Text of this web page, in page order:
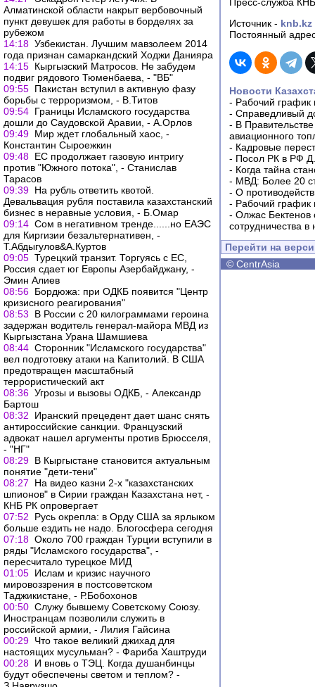
Алматинской области накрыт вербовочный
пункт девушек для работы в борделях за
рубежом
14:18 Узбекистан. Лучшим мавзолеем 2014
года признан самаркандский Ходжи Данияра
14:15 Кыргызский Матросов. Не забудем
подвиг рядового Тюменбаева, - "ВБ"
09:55 Пакистан вступил в активную фазу
борьбы с терроризмом, - В.Титов
09:54 Границы Исламского государства
дошли до Саудовской Аравии, - А.Орлов
09:49 Мир ждет глобальный хаос, -
Константин Сыроежкин
09:48 ЕС продолжает газовую интригу
против "Южного потока", - Станислав
Тарасов
09:39 На рубль ответить квотой.
Девальвация рубля поставила казахстанский
бизнес в неравные условия, - Б.Омар
09:14 Сом в негативном тренде......но ЕАЭС
для Киргизии безальтернативен, -
Т.Абдыгулов&А.Куртов
09:05 Турецкий транзит. Торгуясь с ЕС,
Россия сдает юг Европы Азербайджану, -
Эмин Алиев
08:56 Бордюжа: при ОДКБ появится "Центр
кризисного реагирования"
08:53
В России с 20 килограммами героина
задержан водитель генерал-майора МВД из
Кыргызстана Урана Шамшиева
08:44 Сторонник "Исламского государства"
вел подготовку атаки на Капитолий. В США
предотвращен масштабный
террористический акт
08:36 Угрозы и вызовы ОДКБ, - Александр
Бартош
08:32
Иранский прецедент дает шанс снять
антироссийские санкции. Французский
адвокат нашел аргументы против Брюсселя,
- "НГ"
08:29 В Кыргыстане становится актуальным
понятие "дети-тени"
08:27
На видео казни 2-х "казахстанских
шпионов" в Сирии граждан Казахстана нет, -
КНБ РК опровергает
07:52
Русь окрепла: в Орду США за ярлыком
больше ездить не надо. Блогосфера сегодня
07:18 Около 700 граждан Турции вступили в
ряды "Исламского государства", -
пересчитало турецкое МИД
01:05 Ислам и кризис научного
мировоззрения в постсоветском
Таджикистане, - Р.Бобохонов
00:50 Служу бывшему Советскому Союзу.
Иностранцам позволили служить в
российской армии, - Лилия Гайсина
00:29 Что такое великий джихад для
настоящих мусульман? - Фариба Хаштруди
00:28 И вновь о ТЭЦ. Когда душанбинцы
будут обеспечены светом и теплом? -
Источник - knb.kz
Постоянный
Новости
- Рабочий график
- Справедливый
- В
авиационного
- Кадровые
- Посол РК в РФ
- Когда тайна
- МВД: Более 20
- О
- Рабочий график
- Олжас
сотрудничества в
Перейти на
© CentrAsia